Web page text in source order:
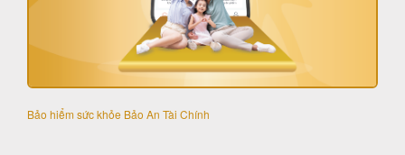
Bảo hiểm sức khỏe Bảo An Tài Chính